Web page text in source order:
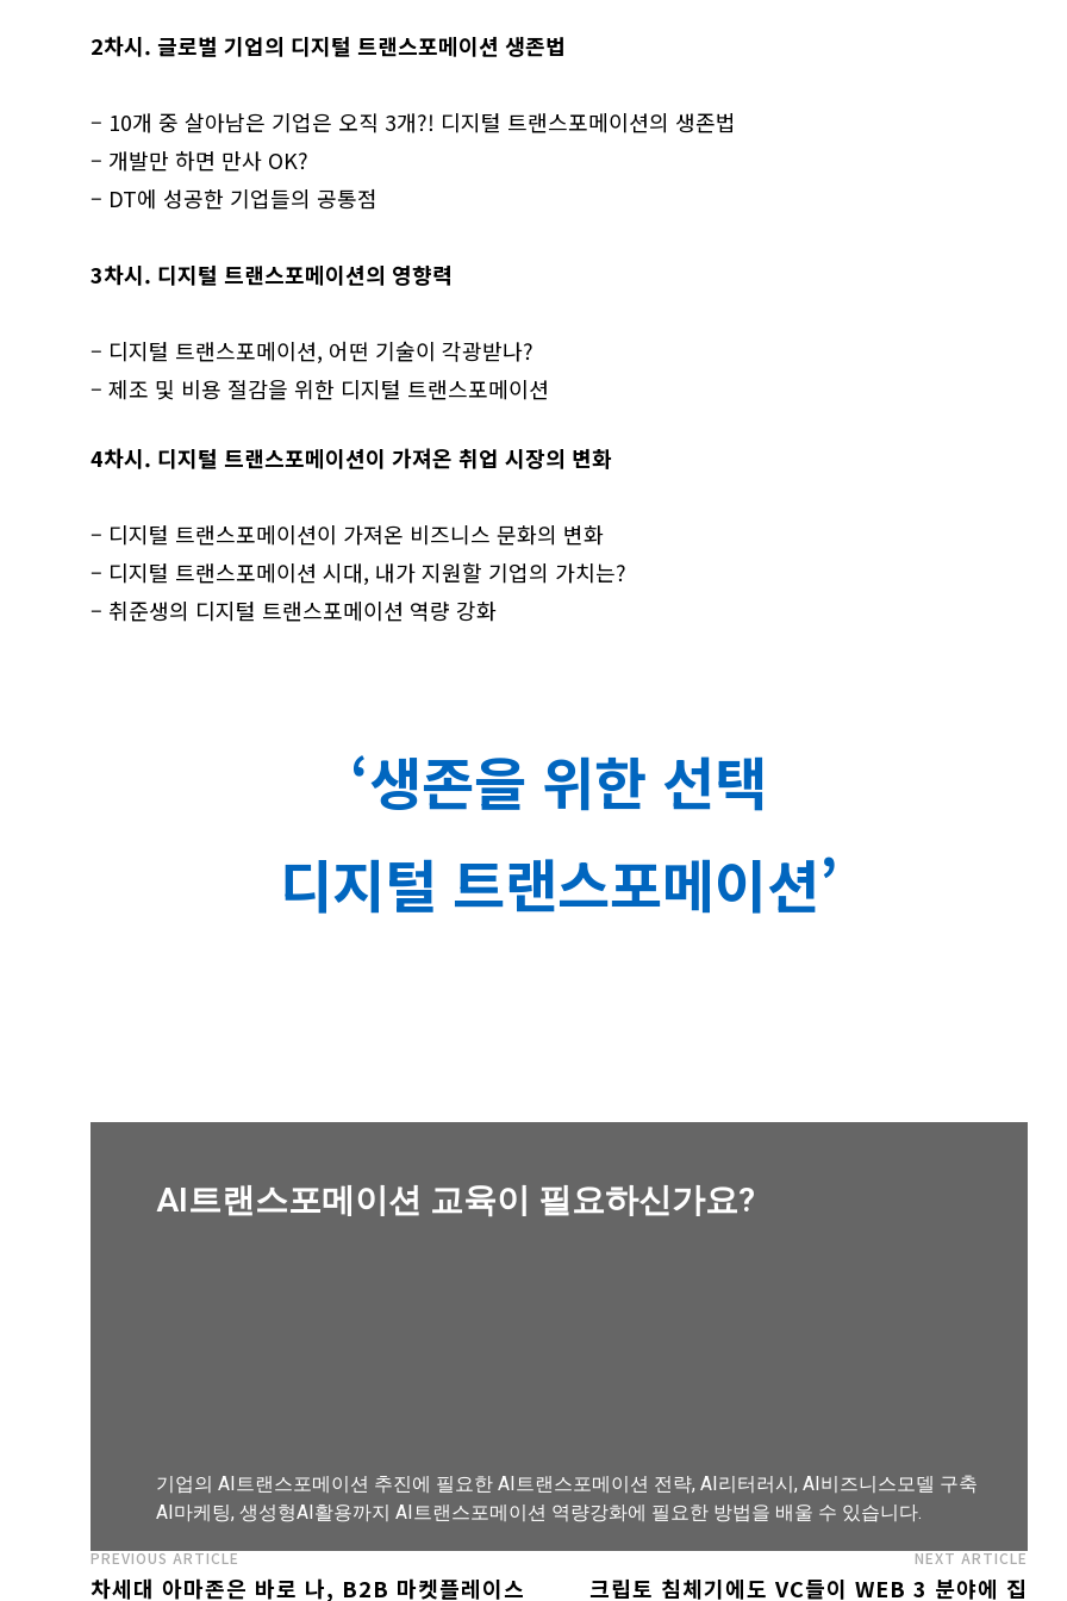
2차시. 글로벌 기업의 디지털 트랜스포메이션 생존법
– 10개 중 살아남은 기업은 오직 3개?! 디지털 트랜스포메이션의 생존법
– 개발만 하면 만사 OK?
– DT에 성공한 기업들의 공통점
3차시. 디지털 트랜스포메이션의 영향력
– 디지털 트랜스포메이션, 어떤 기술이 각광받나?
– 제조 및 비용 절감을 위한 디지털 트랜스포메이션
4차시. 디지털 트랜스포메이션이 가져온 취업 시장의 변화
– 디지털 트랜스포메이션이 가져온 비즈니스 문화의 변화
– 디지털 트랜스포메이션 시대, 내가 지원할 기업의 가치는?
– 취준생의 디지털 트랜스포메이션 역량 강화
‘생존을 위한 선택
디지털 트랜스포메이션’
AI트랜스포메이션 교육이 필요하신가요?
기업의 AI트랜스포메이션 추진에 필요한 AI트랜스포메이션 전략, AI리터러시, AI비즈니스모델 구축
AI마케팅, 생성형AI활용까지 AI트랜스포메이션 역량강화에 필요한 방법을 배울 수 있습니다.
PREVIOUS ARTICLE
차세대 아마존은 바로 나, B2B 마켓플레이스
NEXT ARTICLE
크립토 침체기에도 VC들이 WEB 3 분야에 집